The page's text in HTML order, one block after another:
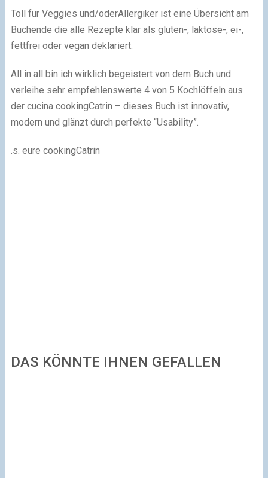
Toll für Veggies und/oderAllergiker ist eine Übersicht am
Buchende die alle Rezepte klar als gluten-, laktose-, ei-,
fettfrei oder vegan deklariert.
All in all bin ich wirklich begeistert von dem Buch und
verleihe sehr empfehlenswerte 4 von 5 Kochlöffeln aus
der cucina cookingCatrin – dieses Buch ist innovativ,
modern und glänzt durch perfekte “Usability”.
.s. eure cookingCatrin
DAS KÖNNTE IHNEN GEFALLEN